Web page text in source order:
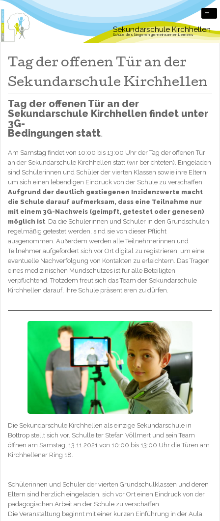
Sekundarschule Kirchhellen
Schule des längeren gemeinsamen Lernens
-
Tag der offenen Tür an der
Sekundarschule Kirchhellen
Tag der offenen Tür an der
Sekundarschule Kirchhellen findet unter
3G-
Bedingungen statt.
Am Samstag findet von 10:00 bis 13:00 Uhr der Tag der offenen Tür
an der Sekundarschule Kirchhellen statt (wir berichteten). Eingeladen
sind Schülerinnen und Schüler der vierten Klassen sowie ihre Eltern,
um sich einen lebendigen Eindruck von der Schule zu verschaffen.
Aufgrund der deutlich gestiegenen Inzidenzwerte macht
die Schule darauf aufmerksam, dass eine Teilnahme nur
mit einem 3G-Nachweis (geimpft, getestet oder genesen)
möglich ist . Da die Schülerinnen und Schüler in den Grundschulen
regelmäßig getestet werden, sind sie von dieser Pflicht
ausgenommen. Außerdem werden alle Teilnehmerinnen und
Teilnehmer aufgefordert sich vor Ort digital zu registrieren, um eine
eventuelle Nachverfolgung von Kontakten zu erleichtern. Das Tragen
eines medizinischen Mundschutzes ist für alle Beteiligten
verpflichtend. Trotzdem freut sich das Team der Sekundarschule
Kirchhellen darauf, ihre Schule präsentieren zu dürfen.
Die Sekundarschule Kirchhellen als einzige Sekundarschule in
Bottrop stellt sich vor. Schulleiter Stefan Völlmert und sein Team
öffnen am Samstag, 13.11.2021 von 10:00 bis 13:00 Uhr die Türen am
Kirchhellener Ring 18.
Schülerinnen und Schüler der vierten Grundschulklassen und deren
Eltern sind herzlich eingeladen, sich vor Ort einen Eindruck von der
pädagogischen Arbeit an der Schule zu verschaffen.
Die Veranstaltung beginnt mit einer kurzen Einführung in der Aula.